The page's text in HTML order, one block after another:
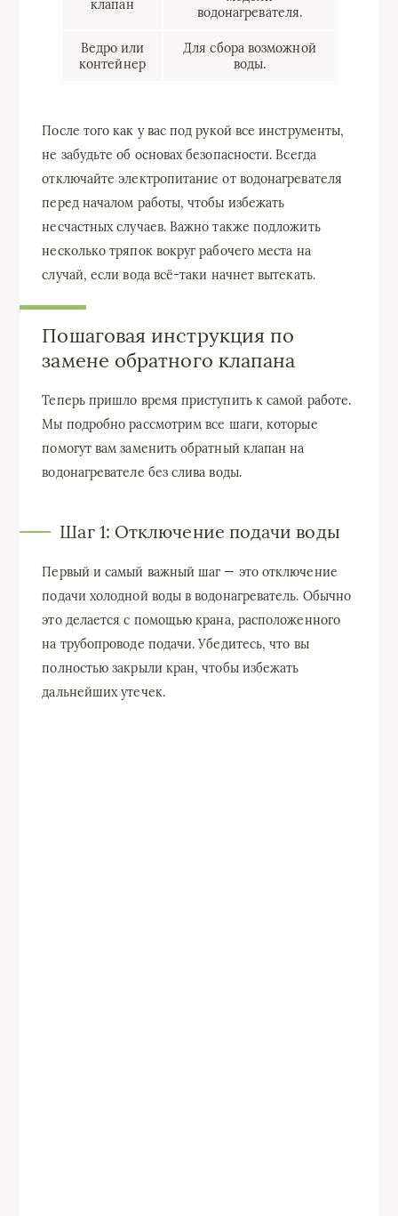
клапан
водонагревателя.
Ведро или
контейнер
Для сбора возможной
воды.
После того как у вас под рукой все инструменты,
не забудьте об основах безопасности. Всегда
отключайте электропитание от водонагревателя
перед началом работы, чтобы избежать
несчастных случаев. Важно также подложить
несколько тряпок вокруг рабочего места на
случай, если вода всё-таки начнет вытекать.
Пошаговая инструкция по
замене обратного клапана
Теперь пришло время приступить к самой работе.
Мы подробно рассмотрим все шаги, которые
помогут вам заменить обратный клапан на
водонагревателе без слива воды.
Шаг 1: Отключение подачи воды
Первый и самый важный шаг — это отключение
подачи холодной воды в водонагреватель. Обычно
это делается с помощью крана, расположенного
на трубопроводе подачи. Убедитесь, что вы
полностью закрыли кран, чтобы избежать
дальнейших утечек.